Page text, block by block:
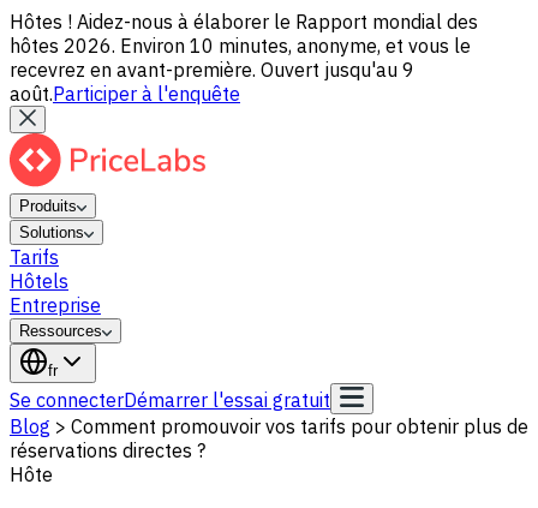
Hôtes ! Aidez-nous à élaborer le Rapport mondial des
hôtes 2026. Environ 10 minutes, anonyme, et vous le
recevrez en avant-première. Ouvert jusqu'au 9
août.Participer à l'enquête
Produits
Solutions
Tarifs
Hôtels
Entreprise
Ressources
fr
Se connecterDémarrer l'essai gratuit
Blog > Comment promouvoir vos tarifs pour obtenir plus de
réservations directes ?
Hôte